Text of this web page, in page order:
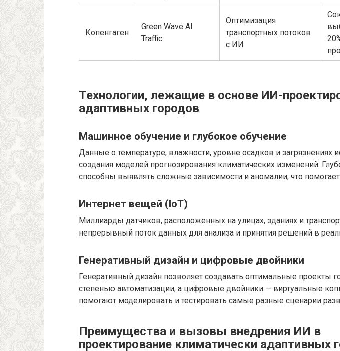
Копенгаген
Green Wave AI
Traffic
Оптимизация
транспортных потоков
с ИИ
Технологии, лежащие в основе ИИ-
адаптивных городов
Машинное обучение и глубокое обучение
Данные о температуре, влажности, уровне осадков и загрязнениях
создания моделей прогнозирования климатических изменений.
способны выявлять сложные зависимости и аномалии, что
Интернет вещей (IoT)
Миллиарды датчиков, расположенных на улицах, зданиях и
непрерывный поток данных для анализа и принятия решений в
Генеративный дизайн и цифровые двойники
Генеративный дизайн позволяет создавать оптимальные проекты
степенью автоматизации, а цифровые двойники — виртуальные
помогают моделировать и тестировать самые разные сценарии
Преимущества и вызовы внедрения ИИ в
проектирование климатически адаптивных